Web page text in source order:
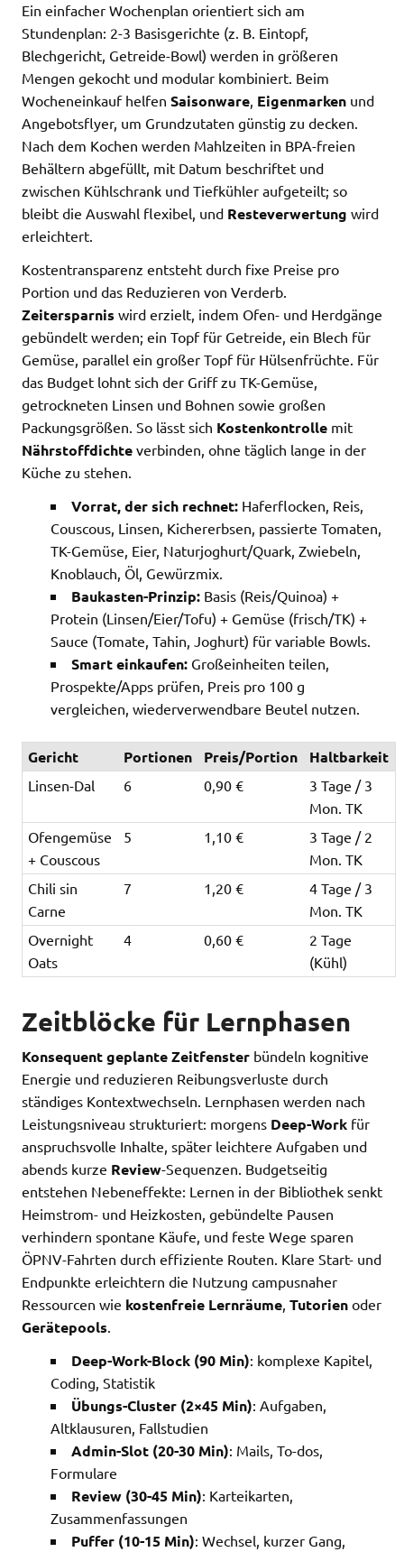
Ein einfacher Wochenplan orientiert sich am
Stundenplan: 2-3 Basisgerichte (z. B. Eintopf,
Blechgericht, Getreide-Bowl) werden in größeren
Mengen gekocht und modular kombiniert. Beim
Wocheneinkauf helfen Saisonware, Eigenmarken und
Angebotsflyer, um Grundzutaten günstig zu decken.
Nach dem Kochen werden Mahlzeiten in BPA-freien
Behältern abgefüllt, mit Datum beschriftet und
zwischen Kühlschrank und Tiefkühler aufgeteilt; so
bleibt die Auswahl flexibel, und Resteverwertung wird
erleichtert.
Kostentransparenz entsteht durch fixe Preise pro
Portion und das Reduzieren von Verderb.
Zeitersparnis wird erzielt, indem Ofen- und Herdgänge
gebündelt werden; ein Topf für Getreide, ein Blech für
Gemüse, parallel ein großer Topf für Hülsenfrüchte. Für
das Budget lohnt sich der Griff zu TK-Gemüse,
getrockneten Linsen und Bohnen sowie großen
Packungsgrößen. So lässt sich Kostenkontrolle mit
Nährstoffdichte verbinden, ohne täglich lange in der
Küche zu stehen.
Vorrat, der sich rechnet: Haferflocken, Reis,
Couscous, Linsen, Kichererbsen, passierte Tomaten,
TK-Gemüse, Eier, Naturjoghurt/Quark, Zwiebeln,
Knoblauch, Öl, Gewürzmix.
Baukasten-Prinzip: Basis (Reis/Quinoa) +
Protein (Linsen/Eier/Tofu) + Gemüse (frisch/TK) +
Sauce (Tomate, Tahin, Joghurt) für variable Bowls.
Smart einkaufen: Großeinheiten teilen,
Prospekte/Apps prüfen, Preis pro 100 g
vergleichen, wiederverwendbare Beutel nutzen.
Gericht Portionen Preis/Portion Haltbarkeit
Linsen-Dal 6 0,90 €
3 Tage / 3
Mon. TK
Ofengemüse
+ Couscous
5 1,10 €
3 Tage / 2
Mon. TK
Chili sin
Carne
7 1,20 €
4 Tage / 3
Mon. TK
Overnight
Oats
4 0,60 €
2 Tage
(Kühl)
Zeitblöcke für Lernphasen
Konsequent geplante Zeitfenster bündeln kognitive
Energie und reduzieren Reibungsverluste durch
ständiges Kontextwechseln. Lernphasen werden nach
Leistungsniveau strukturiert: morgens Deep-Work für
anspruchsvolle Inhalte, später leichtere Aufgaben und
abends kurze Review-Sequenzen. Budgetseitig
entstehen Nebeneffekte: Lernen in der Bibliothek senkt
Heimstrom- und Heizkosten, gebündelte Pausen
verhindern spontane Käufe, und feste Wege sparen
ÖPNV-Fahrten durch effiziente Routen. Klare Start- und
Endpunkte erleichtern die Nutzung campusnaher
Ressourcen wie kostenfreie Lernräume Tutorien oder
Gerätepools
Deep-Work-Block (90 Min): komplexe Kapitel,
Coding, Statistik
Übungs-Cluster (2×45 Min): Aufgaben,
Altklausuren, Fallstudien
Admin-Slot (20-30 Min): Mails, To-dos,
Formulare
Review (30-45 Min): Karteikarten,
Zusammenfassungen
Puffer (10-15 Min): Wechsel, kurzer Gang,